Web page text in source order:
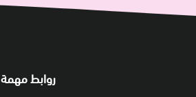
روابط مهمة